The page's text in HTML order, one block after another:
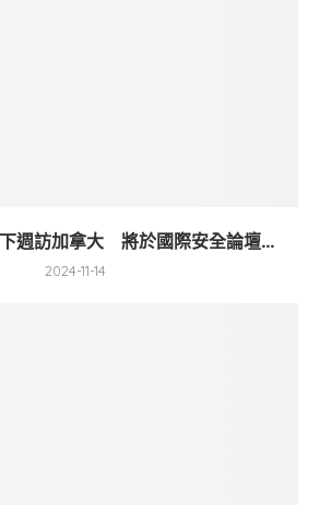
週訪加拿大 將於國際安全論壇...
2024-11-14